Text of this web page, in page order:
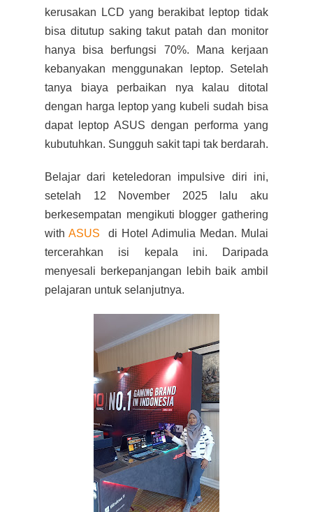
kerusakan LCD yang berakibat leptop tidak
bisa ditutup saking takut patah dan monitor
hanya bisa berfungsi 70%. Mana kerjaan
kebanyakan menggunakan leptop. Setelah
tanya biaya perbaikan nya kalau ditotal
dengan harga leptop yang kubeli sudah bisa
dapat leptop ASUS dengan performa yang
kubutuhkan. Sungguh sakit tapi tak berdarah.
Belajar dari keteledoran impulsive diri ini,
setelah 12 November 2025 lalu aku
berkesempatan mengikuti blogger gathering
with ASUS
di Hotel Adimulia Medan. Mulai
tercerahkan isi kepala ini. Daripada
menyesali berkepanjangan lebih baik ambil
pelajaran untuk selanjutnya.